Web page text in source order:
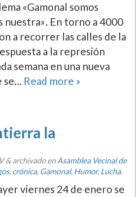
«Gamonal somos
nuestra». En torno a 4000
a recorrer las calles de la
a la represión
semana en una nueva
se… Read more »
la
&archivado enAsamblea Vecinal de
, crónica, Gamonal, Humor, Lucha.
viernes 24 de enero se